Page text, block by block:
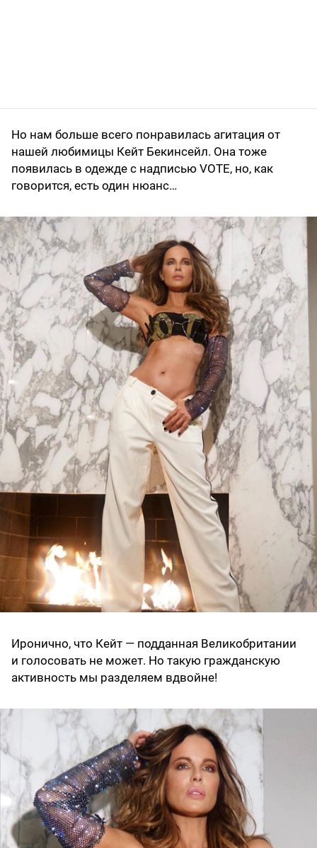
Но нам больше всего понравилась агитация от
нашей любимицы Кейт Бекинсейл. Она тоже
появилась в одежде с надписью VOTE, но, как
говорится, есть один нюанс…
Иронично, что Кейт — подданная Великобритании
и голосовать не может. Но такую гражданскую
активность мы разделяем вдвойне!